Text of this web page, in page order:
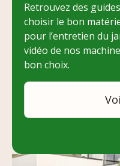
Retrouvez des
choisir le bon
pour l’entretien du
vidéo de nos
bon choix.